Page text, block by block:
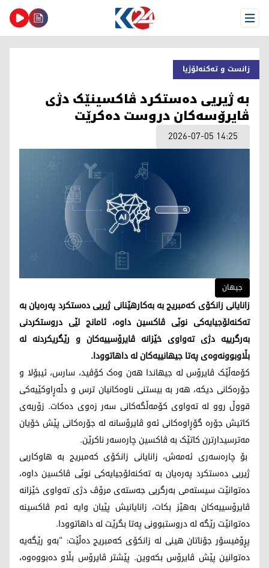
Open Menu
زانست و تەکنەلۆژیا
بە ژیریی دەستکرد ڤاکسینێک دژی
ڤایرۆسەکان دروست دەکرێت
2026-07-05 14:25
جیهان
زانایانی زانکۆی کەمبریج بە بەکارهێنانی ژیریی دەستکرد پەرەیان بە
تەکنەلۆجیایەکی نوێی ڤاکسین داوە، ئامانج لێی دروستکردنی
بەرگرییە دژی تەواوی خێزانە ڤایرۆسییەکان و رێگریکردنە لە
بڵاوبوونەوەی پەتا جیهانییەکان لە داهاتوودا.
کۆمەڵێک ڤایرۆس لە جیهاندا هەن وەک کۆڤید، سارس، ئیبۆلا و
جۆرەکانی دیکە، هەر بە بیستنی ناوەکانیان ترس و دڵەڕاوکێیەکی
قووڵ روو لە تەواوی کۆمەڵگەکانی سەر زەوی دەکات. زۆربەی
کاتیش جۆرە گۆڕاوەکانی ئەو ڤایرۆسانە لە جۆرەکانی پێش خۆیان
مەترسیدارترن کاتێک بە ڤاکسین چارەسەر ناکرێن.
بۆ چارەسەری ئەمەش، زانایانی زانکۆی کەمبریج بە هاوکاریی
ژیریی دەستکرد پەرەیان بە تەکنەلۆجیایەکی نوێی ڤاکسین داوە،
دەتوانێت سیستەمی بەرگریی جەستەی مرۆڤ دژی تەواوی خێزانە
ڤایرۆسییەکان بەهێز بکات، زانایانیش پێیان وایە ئەم ڤاکسینە
دەتوانێت رێگە لە دروستبوونی پەتا بگرێت لە داهاتوودا.
پڕۆفیسۆر جۆناتان هینی لە زانکۆی کەمبریج دەڵێت: "بەو رێگەیە
دەتوانین پێش ڤایرۆس بکەوین. پێشتر ڤایرۆس بڵاو دەبووەوە،